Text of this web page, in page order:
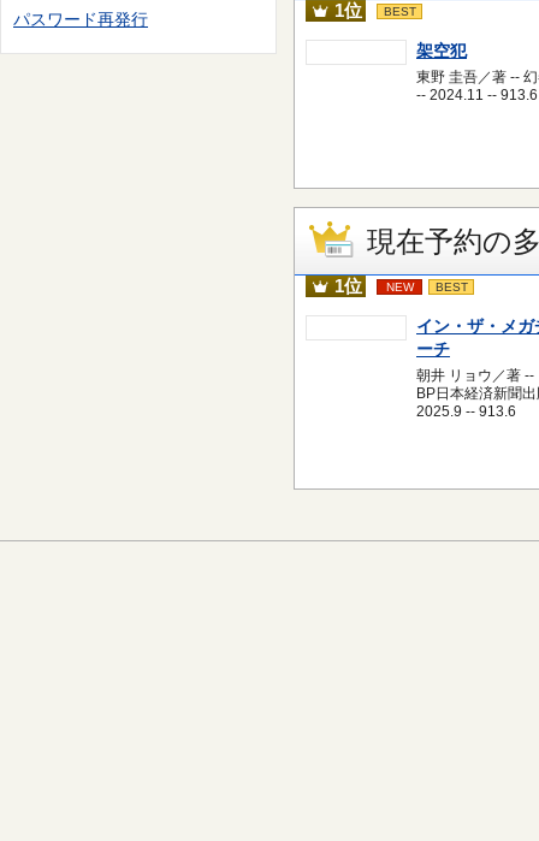
パスワード再発行 1位 BEST
架空犯
東野 圭吾／著 --
-- 2024.11 -- 913.6
現在予約の
1位 NEW BEST
イン・ザ・メガ
ーチ
朝井 リョウ／著 --
BP日本経済新聞
2025.9 -- 913.6